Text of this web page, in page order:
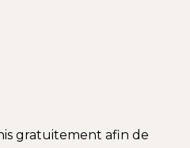
gratuitement afin de